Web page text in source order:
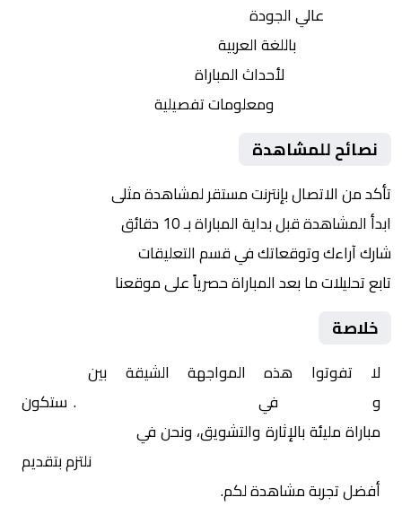
عالي الجودة
باللغة العربية
لأحداث المباراة
ومعلومات تفصيلية
نصائح للمشاهدة
تأكد من الاتصال بإنترنت مستقر لمشاهدة مثلى
ابدأ المشاهدة قبل بداية المباراة بـ 10 دقائق
شارك آراءك وتوقعاتك في قسم التعليقات
تابع تحليلات ما بعد المباراة حصرياً على موقعنا
خلاصة
لا تفوتوا هذه المواجهة الشيقة بين
وأولمبياكوس في
. ستكون
مباراة مليئة بالإثارة والتشويق، ونحن في
نلتزم بتقديم
أفضل تجربة مشاهدة لكم.